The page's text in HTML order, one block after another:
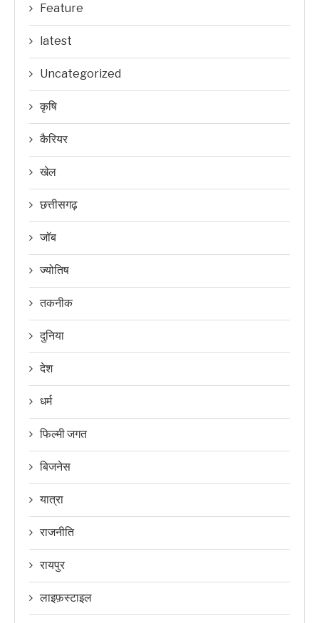
Feature
latest
Uncategorized
कृषि
कैरियर
खेल
छत्तीसगढ़
जॉब
ज्योतिष
तकनीक
दुनिया
देश
धर्म
फिल्मी जगत
बिजनेस
यात्रा
राजनीति
रायपुर
लाइफ़स्टाइल